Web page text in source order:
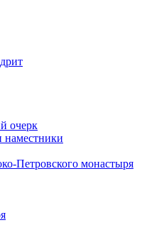
очерк
наместники
Петровского монастыря